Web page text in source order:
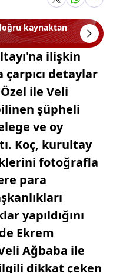
kaynaktan
ilişkin
detaylar
ile Veli
şüpheli
ve oy
Koç, kurultay
fotoğrafla
para
yapıldığını
Ekrem
Ağbaba ile
ilgili dikkat çeken